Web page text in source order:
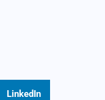
LinkedIn